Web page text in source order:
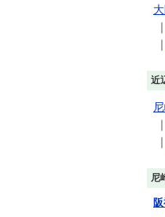
｜
｜
近
｜
｜
尼